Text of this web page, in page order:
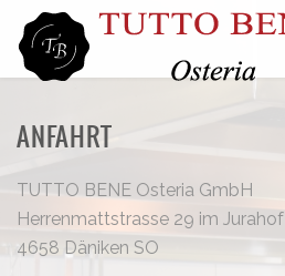
ANFAHRT
TUTTO BENE Osteria GmbH
Herrenmattstrasse 29 im Jurahof
4658 Däniken SO